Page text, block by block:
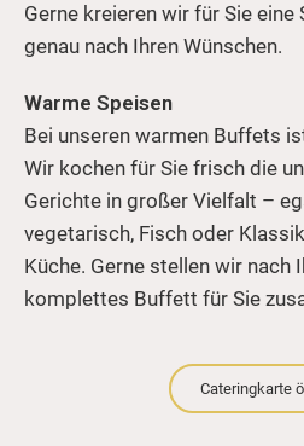
Gerne kreieren wir für Sie
genau nach Ihren Wünschen.
Warme Speisen
Bei unseren warmen Buffets
Wir kochen für Sie frisch die
Gerichte in großer Vielfalt –
vegetarisch, Fisch oder
Küche. Gerne stellen wir nach
komplettes Buffett für Sie
Cateringkarte